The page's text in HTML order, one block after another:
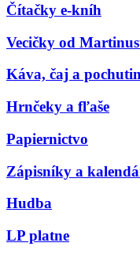
Čítačky e-kníh
Vecičky od
Káva, čaj a
Hrnčeky a fľaše
Papiernictvo
Zápisníky a
Hudba
LP platne